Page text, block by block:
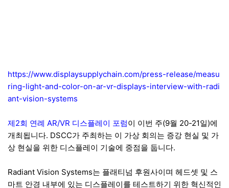
https://www.displaysupplychain.com/press-release/measu
ring-light-and-color-on-ar-vr-displays-interview-with-radi
ant-vision-systems
제2회 연례 AR/VR 디스플레이 포럼이 이번 주(9월 20-21일)에
개최됩니다. DSCC가 주최하는 이 가상 회의는 증강 현실 및 가
상 현실을 위한 디스플레이 기술에 중점을 둡니다.
Radiant Vision Systems는 플래티넘 후원사이며 헤드셋 및 스
마트 안경 내부에 있는 디스플레이를 테스트하기 위한 혁신적인